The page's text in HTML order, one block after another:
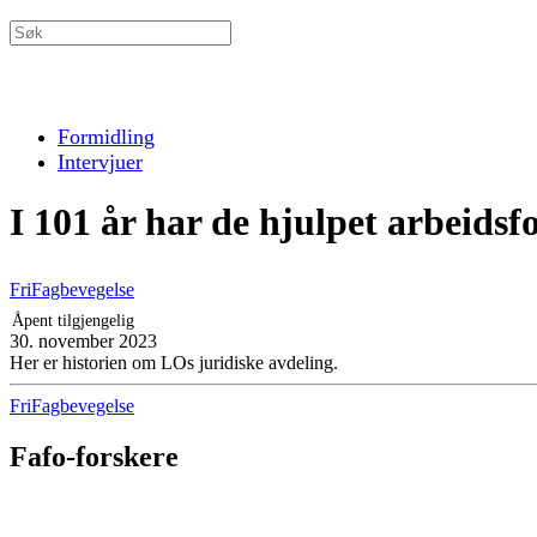
Formidling
Intervjuer
I 101 år har de hjulpet
FriFagbevegelse
Åpent tilgjengelig
30. november 2023
Her er historien om LOs juridiske avdeling.
FriFagbevegelse
Fafo-forskere